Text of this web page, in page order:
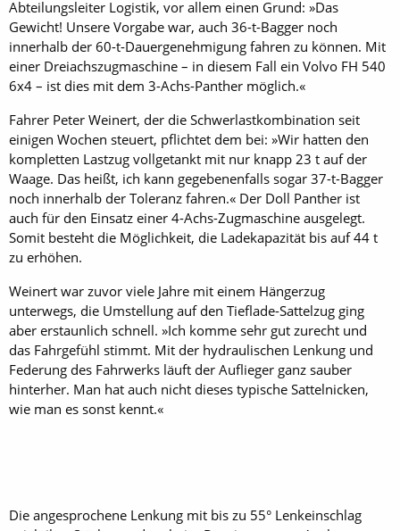
Abteilungsleiter Logistik, vor allem einen Grund: »Das
Gewicht! Unsere Vorgabe war, auch 36-t-Bagger noch
innerhalb der 60-t-Dauergenehmigung fahren zu können. Mit
einer Dreiachszugmaschine – in diesem Fall ein Volvo FH 540
6x4 – ist dies mit dem 3-Achs-Panther möglich.«
Fahrer Peter Weinert, der die Schwerlastkombination seit
einigen Wochen steuert, pflichtet dem bei: »Wir hatten den
kompletten Lastzug vollgetankt mit nur knapp 23 t auf der
Waage. Das heißt, ich kann gegebenenfalls sogar 37-t-Bagger
noch innerhalb der Toleranz fahren.« Der Doll Panther ist
auch für den Einsatz einer 4-Achs-Zugmaschine ausgelegt.
Somit besteht die Möglichkeit, die Ladekapazität bis auf 44 t
zu erhöhen.
Weinert war zuvor viele Jahre mit einem Hängerzug
unterwegs, die Umstellung auf den Tieflade-Sattelzug ging
aber erstaunlich schnell. »Ich komme sehr gut zurecht und
das Fahrgefühl stimmt. Mit der hydraulischen Lenkung und
Federung des Fahrwerks läuft der Auflieger ganz sauber
hinterher. Man hat auch nicht dieses typische Sattelnicken,
wie man es sonst kennt.«
Die angesprochene Lenkung mit bis zu 55° Lenkeinschlag